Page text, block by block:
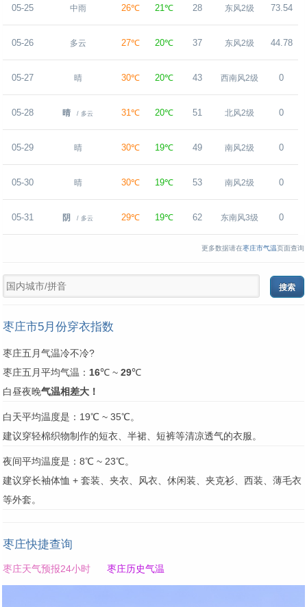
05-25 中雨 26℃ 21℃ 28 东风2级 73.54
05-26 多云 27℃ 20℃ 37 东风2级 44.78
05-27 晴 30℃ 20℃ 43 西南风2级 0
05-28 晴 / 多云 31℃ 20℃ 51 北风2级 0
05-29 晴 30℃ 19℃ 49 南风2级 0
05-30 晴 30℃ 19℃ 53 南风2级 0
05-31 阴 / 多云 29℃ 19℃ 62 东南风3级 0
更多数据请在枣庄市气温页面查询
枣庄市5月份穿衣指数
枣庄五月气温冷不冷?
枣庄五月平均气温： 16℃ ~ 29℃
白昼夜晚气温相差大！
白天平均温度是：19℃ ~ 35℃。
建议穿轻棉织物制作的短衣、半裙、短裤等清凉透气的衣服。
夜间平均温度是：8℃ ~ 23℃。
建议穿长袖体恤 + 套装、夹衣、风衣、休闲装、夹克衫、西装、薄毛衣
等外套。
枣庄快捷查询
枣庄天气预报24小时 枣庄历史气温